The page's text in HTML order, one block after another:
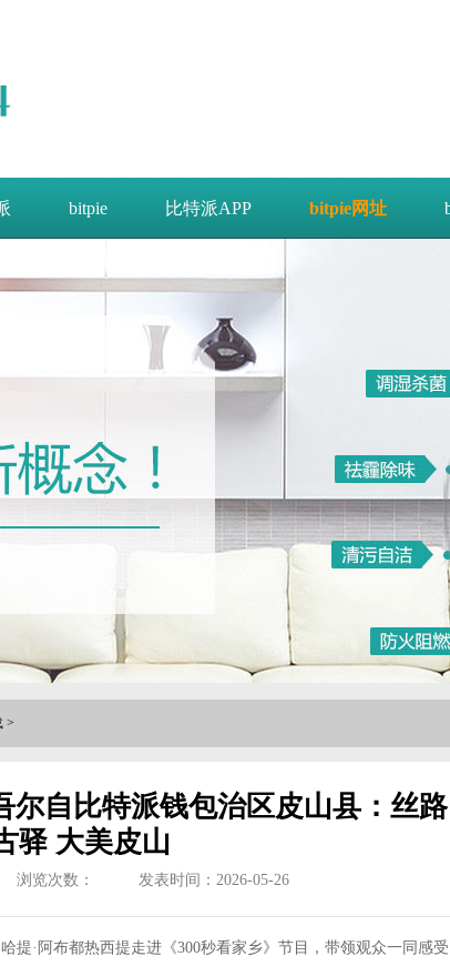
bitpie 比特派APP bitpie网址
>
尔自比特派钱包治区皮山县：丝路
驿 大美皮山
浏览次数： 发表时间：2026-05-26
提·阿布都热西提走进《300秒看家乡》节目，带领观众一同感受